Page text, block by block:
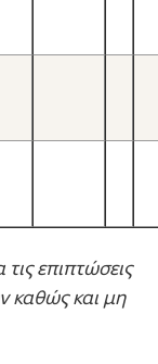
επιπτώσεις
καθώς και μη